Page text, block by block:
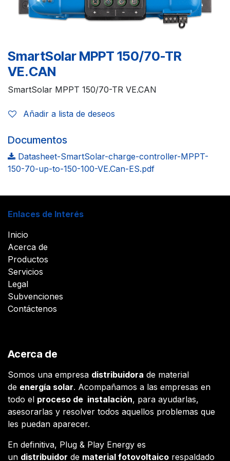
SmartSolar MPPT 150/70-TR
VE.CAN
SmartSolar MPPT 150/70-TR VE.CAN
Añadir a lista de deseos
Documentos
Datasheet-SmartSolar-charge-controller-MPPT-
150-70-up-to-150-100-VE.Can-ES.pdf
Enlaces de Interés
Inicio
Acerca de
Productos
Servicios
Legal
Subvenciones
Contáctenos
Acerca de
Somos una empresa distribuidora de material
de energía solar. Acompañamos a las empresas en
todo el proceso de instalación, para ayudarlas,
asesorarlas y resolver todos aquellos problemas que
les puedan aparecer.
En definitiva, Plug & Play Energy es
un distribuidor de material fotovoltaico respaldado